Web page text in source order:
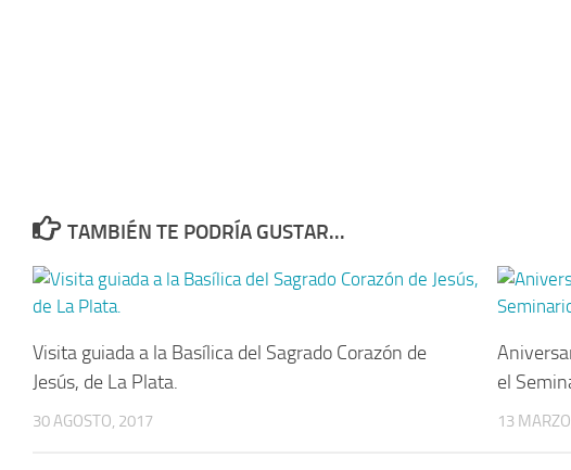
TAMBIÉN TE PODRÍA GUSTAR...
Visita guiada a la Basílica del Sagrado Corazón de
Jesús, de La Plata.
30 AGOSTO, 2017
el
13